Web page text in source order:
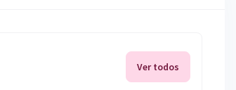
Ver todos